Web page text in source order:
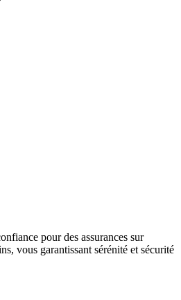
pour des assurances sur
vous garantissant sérénité et sécurité